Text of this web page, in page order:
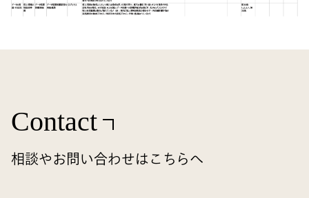
Contact
相談やお問い合わせはこちらへ